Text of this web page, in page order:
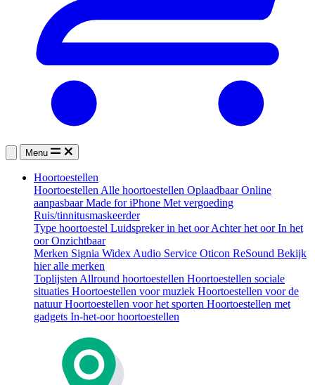
Menu
Hoortoestellen
HoortoestellenAlle hoortoestellen OplaadbaarOnline
aanpasbaarMade for iPhone Met vergoeding
Ruis/tinnitusmaskeerder
Type hoortoestel Luidspreker in het oorAchter het oorIn het
oorOnzichtbaar
Merken Signia WidexAudio Service Oticon ReSound Bekijk
hier alle merken
ToplijstenAllround hoortoestellen Hoortoestellen sociale
situaties Hoortoestellen voor muziek Hoortoestellen voor de
natuurHoortoestellen voor het sporten Hoortoestellen met
gadgets In-het-oor hoortoestellen